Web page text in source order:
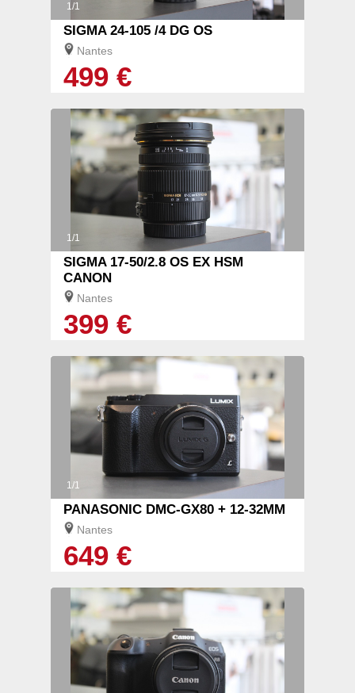
1/1
SIGMA 24-105 /4 DG OS
Nantes
499 €
1/1
SIGMA 17-50/2.8 OS EX HSM
CANON
Nantes
399 €
1/1
PANASONIC DMC-GX80 + 12-32MM
Nantes
649 €